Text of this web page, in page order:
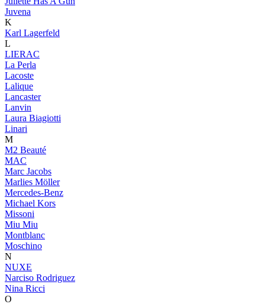
Juvena
K
Karl Lagerfeld
L
LIERAC
La Perla
Lacoste
Lalique
Lancaster
Lanvin
Laura Biagiotti
Linari
M
M2 Beauté
MAC
Marc Jacobs
Marlies Möller
Mercedes-Benz
Michael Kors
Missoni
Miu Miu
Montblanc
Moschino
N
NUXE
Narciso Rodriguez
Nina Ricci
O